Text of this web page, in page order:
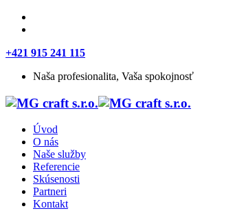
+421 915 241 115
Naša profesionalita, Vaša spokojnosť
Úvod
O nás
Naše služby
Referencie
Skúsenosti
Partneri
Kontakt